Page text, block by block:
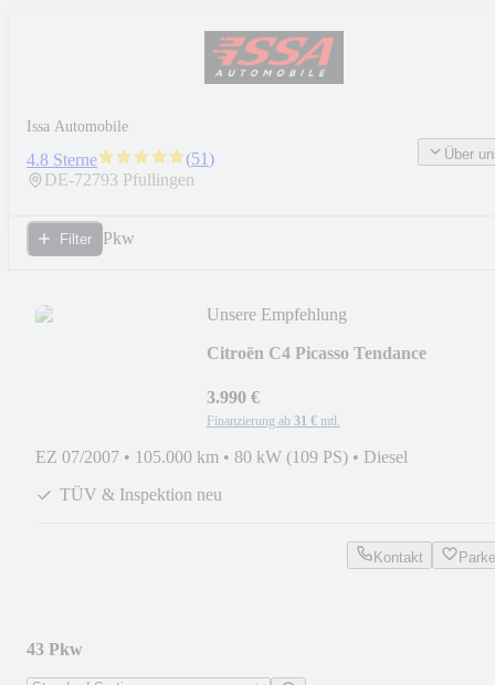
Issa Automobile
4.8 Sterne (51)
DE-72793 Pfullingen
Über
Filter Pkw
Unsere Empfehlung
Citroën C4 Picasso Tendance
3.990 €
Finanzierung ab 31 € mtl.
EZ 07/2007 • 105.000 km • 80 kW (109 PS) • Diesel
TÜV & Inspektion neu
Kontakt
43 Pkw